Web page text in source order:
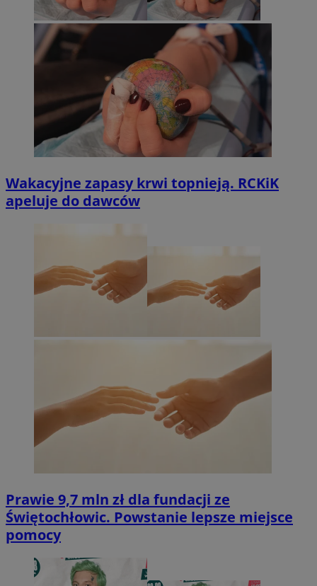
Wakacyjne zapasy krwi topnieją. RCKiK
apeluje do dawców
Prawie 9,7 mln zł dla fundacji ze
Świętochłowic. Powstanie lepsze miejsce
pomocy